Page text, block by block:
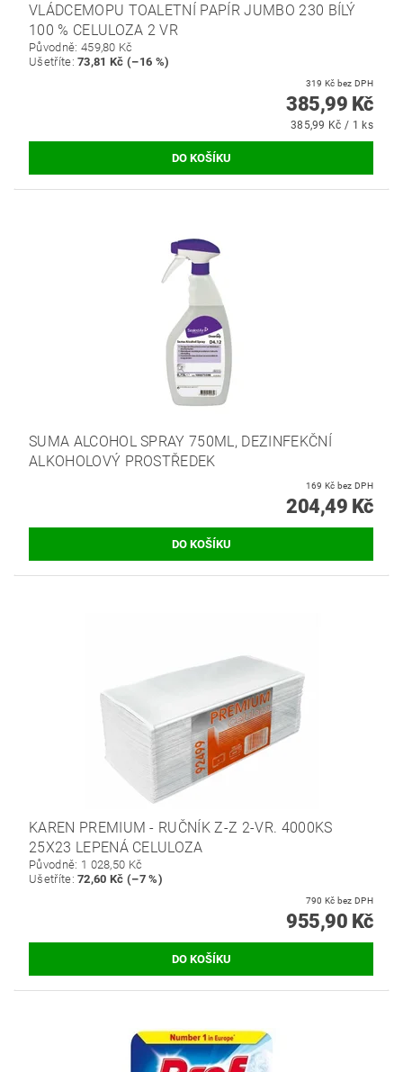
VLÁDCEMOPU TOALETNÍ PAPÍR JUMBO 230 BÍLÝ
100 % CELULOZA 2 VR
Původně: 459,80 Kč
Ušetříte:73,81 Kč (–16 %)
319 Kč bez DPH
385,99 Kč
385,99 Kč / 1 ks
SUMA ALCOHOL SPRAY 750ML, DEZINFEKČNÍ
ALKOHOLOVÝ PROSTŘEDEK
169 Kč bez DPH
204,49 Kč
KAREN PREMIUM - RUČNÍK Z-Z 2-VR. 4000KS
25X23 LEPENÁ CELULOZA
Původně: 1 028,50 Kč
Ušetříte:72,60 Kč (–7 %)
790 Kč bez DPH
955,90 Kč